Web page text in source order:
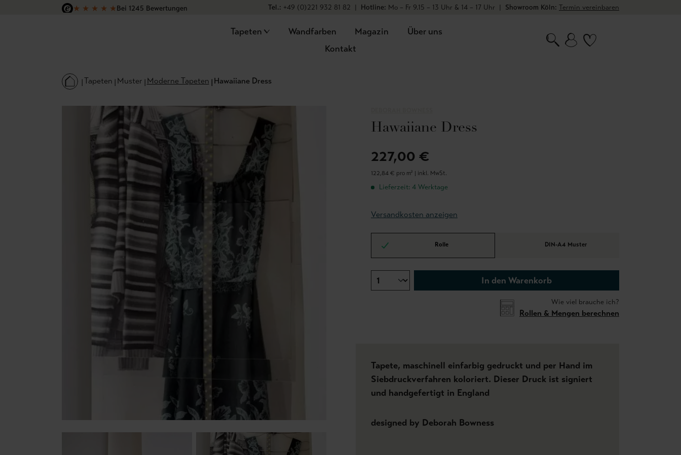
Hauptinhalt springen
Zur Suche springen
Zur Hauptnavigation springen
★ ★ ★ ★ ★Bei 1245 Bewertungen
Tel.: +49 (0)221 932 81 82 | Hotline: Mo – Fr 9.15 – 13 Uhr & 14 – 17 Uhr | Showroom Köln: Termin vereinbaren
Tapeten Wandfarben Magazin
Über uns
Kontakt
Tapeten Muster Moderne Tapeten Hawaiiane Dress
Hawaiiane Dress
227,00 €
122,84 € pro m² | inkl. MwSt.
Lieferzeit: 4 Werktage
Versandkosten anzeigen
Rolle DIN-A4 Muster
In den Warenkorb
Wie viel brauche ich?
Rollen & Mengen berechnen
Tapete, maschinell einfarbig gedruckt und per Hand im
Siebdruckverfahren koloriert. Dieser Druck ist signiert
und handgefertigt in England
designed by Deborah Bowness